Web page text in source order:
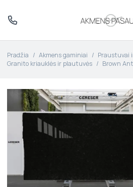
Pradžia / Akmens gaminiai / Praustuvai
Granito kriauklės ir plautuvės / Brown